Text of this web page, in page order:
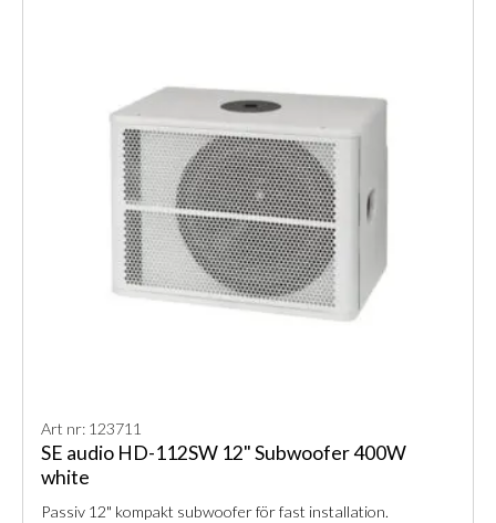
Art nr: 123711
SE audio HD-112SW 12" Subwoofer 400W
white
Passiv 12" kompakt subwoofer för fast installation.